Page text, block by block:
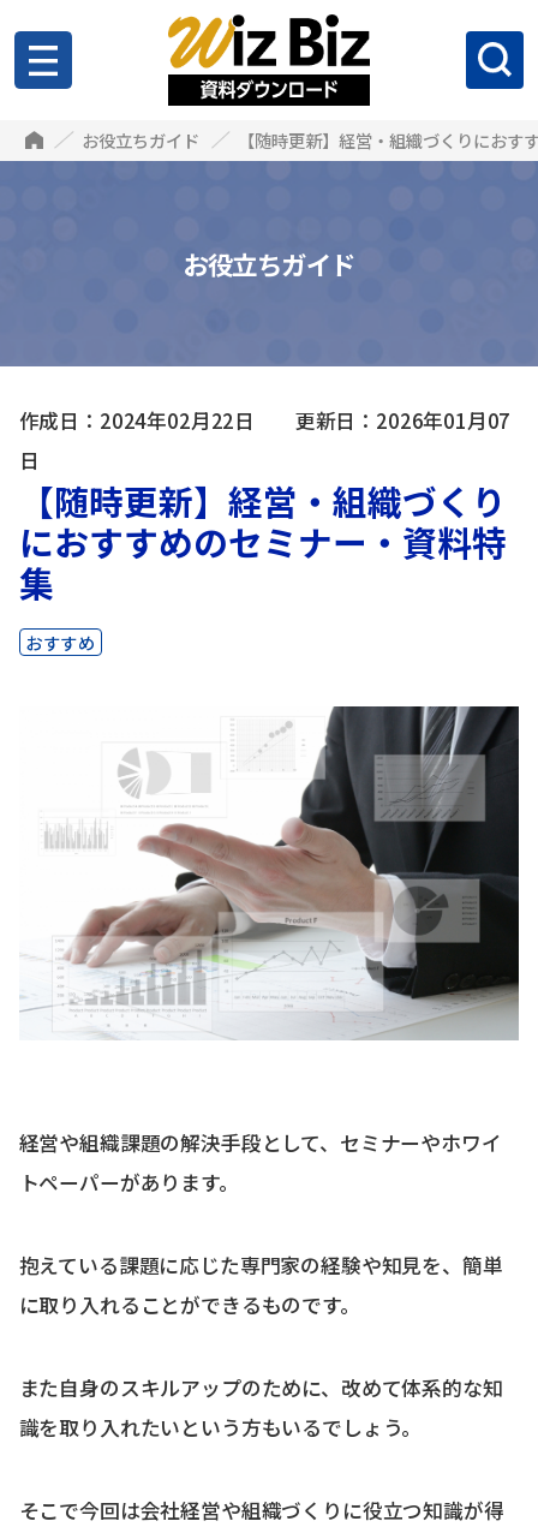
お役立ちガイド 【随時更新】経営・組織づくりにおす
お役立ちガイド
作成日：2024年02月22日 更新日：2026年01月07
日
【随時更新】経営・組織づくり
におすすめのセミナー・資料特
集
おすすめ
経営や組織課題の解決手段として、セミナーやホワイ
トペーパーがあります。
抱えている課題に応じた専門家の経験や知見を、簡単
に取り入れることができるものです。
また自身のスキルアップのために、改めて体系的な知
識を取り入れたいという方もいるでしょう。
そこで今回は会社経営や組織づくりに役立つ知識が得